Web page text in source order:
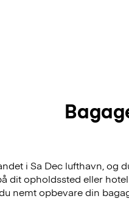
i Sa Dec lufthavn, og
dit opholdssted eller
nemt opbevare din